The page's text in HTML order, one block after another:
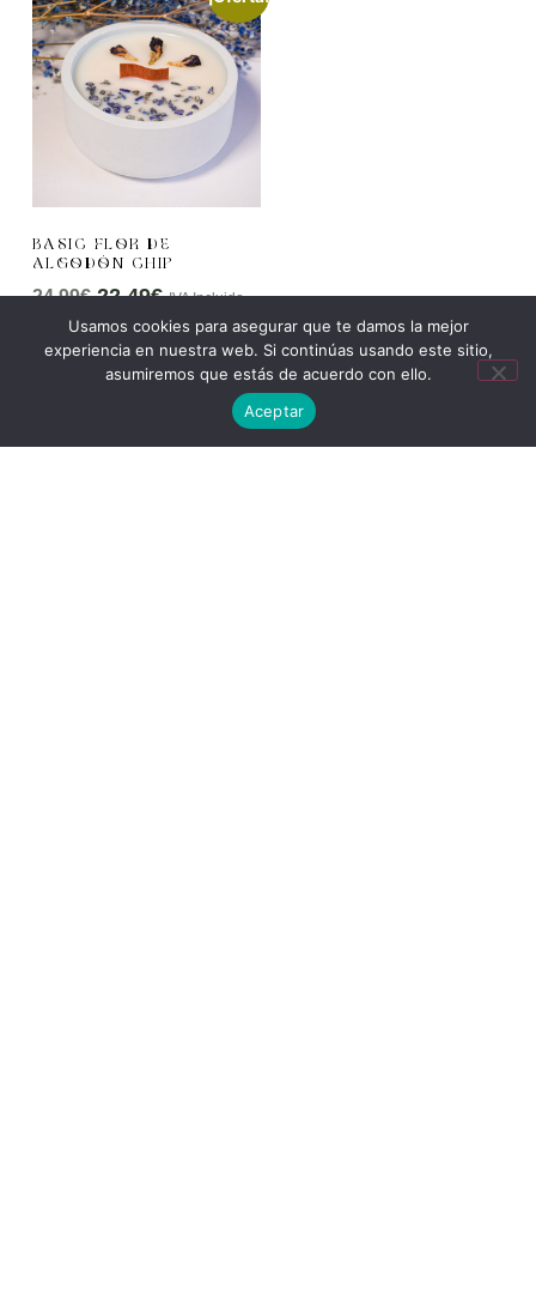
BASIC FLOR DE
ALGODÓN CHIP
24.99€ 22.49€ IVA Incluido
AÑADIR AL
CARRITO
Usamos cookies para asegurar que te damos la mejor
experiencia en nuestra web. Si continúas usando este sitio,
asumiremos que estás de acuerdo con ello.
Aceptar